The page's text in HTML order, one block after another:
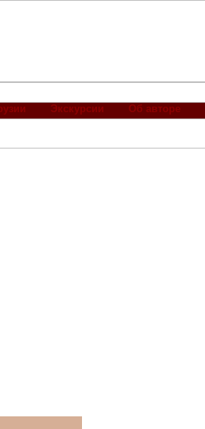
Экскурсии Об авторе